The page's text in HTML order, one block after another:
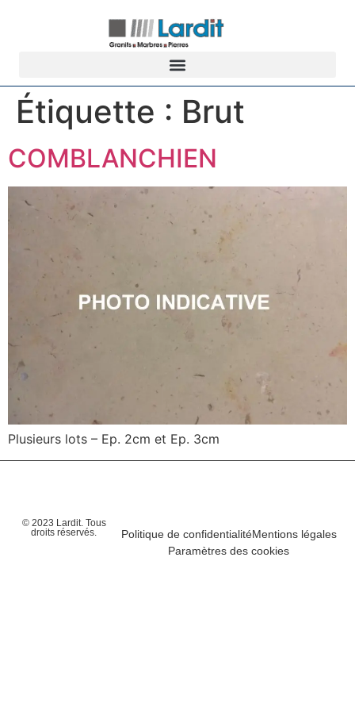
Étiquette : Brut
COMBLANCHIEN
Plusieurs lots – Ep. 2cm et Ep. 3cm
© 2023 Lardit. Tous
droits réservés.
Politique de confidentialitéMentions légales
Paramètres des cookies